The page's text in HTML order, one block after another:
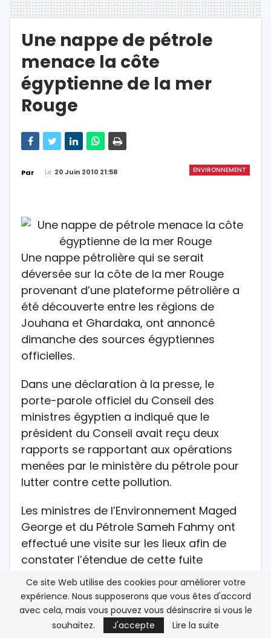
Une nappe de pétrole
menace la côte
égyptienne de la mer
Rouge
ENVIRONNEMENT
Par Le 20 Juin 2010 21:58
Une nappe pétrolière qui se serait
déversée sur la côte de la mer Rouge
provenant d’une plateforme pétrolière a
été découverte entre les régions de
Jouhana et Ghardaka, ont annoncé
dimanche des sources égyptiennes
officielles.
Dans une déclaration à la presse, le
porte-parole officiel du Conseil des
ministres égyptien a indiqué que le
président du Conseil avait reçu deux
rapports se rapportant aux opérations
menées par le ministère du pétrole pour
lutter contre cette pollution.
Les ministres de l’Environnement Maged
George et du Pétrole Sameh Fahmy ont
effectué une visite sur les lieux afin de
constater l’étendue de cette fuite
pétrolière. Les premiers rapports révèlent
que la fuite résulterait des travaux de
maintenance au niveau de la plateforme
pétrolière d’El Ghardaka ou d’un des
Ce site Web utilise des cookies pour améliorer votre
expérience. Nous supposerons que vous êtes d'accord
avec cela, mais vous pouvez vous désinscrire si vous le
souhaitez.
J'accepte Lire la suite